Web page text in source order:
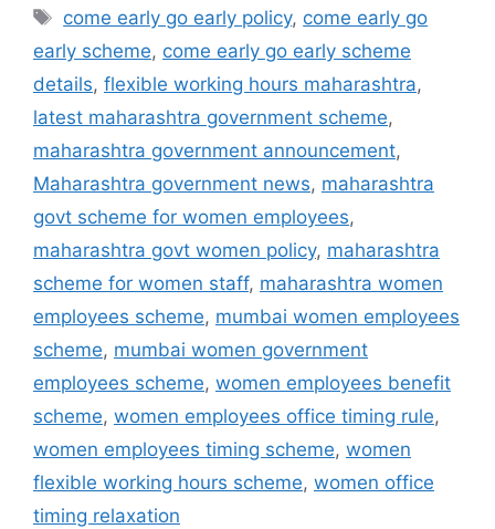
Tags
come early go early policy, come early go
early scheme, come early go early scheme
details, flexible working hours maharashtra,
latest maharashtra government scheme,
maharashtra government announcement,
Maharashtra government news, maharashtra
govt scheme for women employees,
maharashtra govt women policy, maharashtra
scheme for women staff, maharashtra women
employees scheme, mumbai women employees
scheme, mumbai women government
employees scheme, women employees benefit
scheme, women employees office timing rule,
women employees timing scheme, women
flexible working hours scheme, women office
timing relaxation